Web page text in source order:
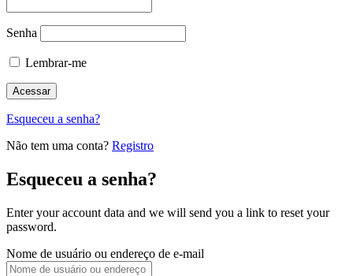
Senha
Lembrar-me
Esqueceu a senha?
Não tem uma conta? Registro
Esqueceu a senha?
Enter your account data and we will send you a link to reset your
password.
Nome de usuário ou endereço de e-mail